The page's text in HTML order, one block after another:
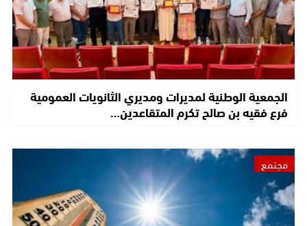
الجمعية الوطنية لمديرات ومديري الثانويات العمومية
فرع فقيه بن صالح تكرم المتقاعدين…
مجتمع